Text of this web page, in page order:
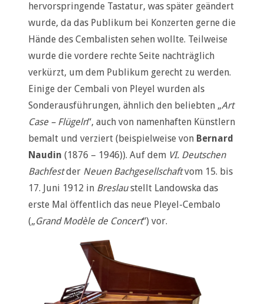
hervorspringende Tastatur, was später geändert
wurde, da das Publikum bei Konzerten gerne die
Hände des Cembalisten sehen wollte. Teilweise
wurde die vordere rechte Seite nachträglich
verkürzt, um dem Publikum gerecht zu werden.
Einige der Cembali von Pleyel wurden als
Sonderausführungen, ähnlich den beliebten „Art
Case – Flügeln“, auch von namenhaften Künstlern
bemalt und verziert (beispielweise von Bernard
Naudin (1876 – 1946)). Auf dem VI. Deutschen
Bachfestder Neuen Bachgesellschaftvom 15. bis
17. Juni 1912 in Breslaustellt Landowska das
erste Mal öffentlich das neue Pleyel-Cembalo
(„Grand Modèle de Concert“) vor.